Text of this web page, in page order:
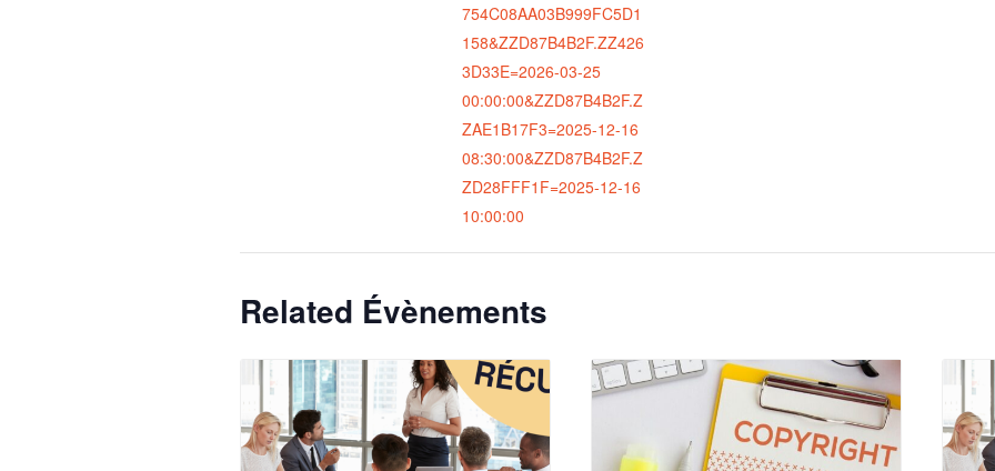
754C08AA03B999FC5D1
158&ZZD87B4B2F.ZZ426
3D33E=2026-03-25
00:00:00&ZZD87B4B2F.Z
ZAE1B17F3=2025-12-16
08:30:00&ZZD87B4B2F.Z
ZD28FFF1F=2025-12-16
10:00:00
Related Évènements